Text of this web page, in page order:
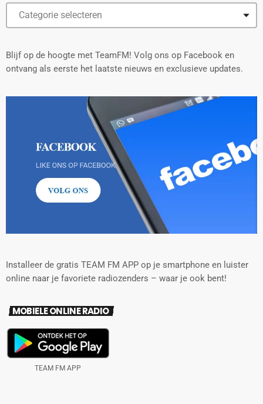
Blijf op de hoogte met TeamFM! Volg ons op Facebook en
ontvang als eerste het laatste nieuws en exclusieve updates.
Installeer de gratis TEAM FM APP op je smartphone en luister
online naar je favoriete radiozenders – waar je ook bent!
MOBIELE ONLINE RADIO
TEAM FM APP